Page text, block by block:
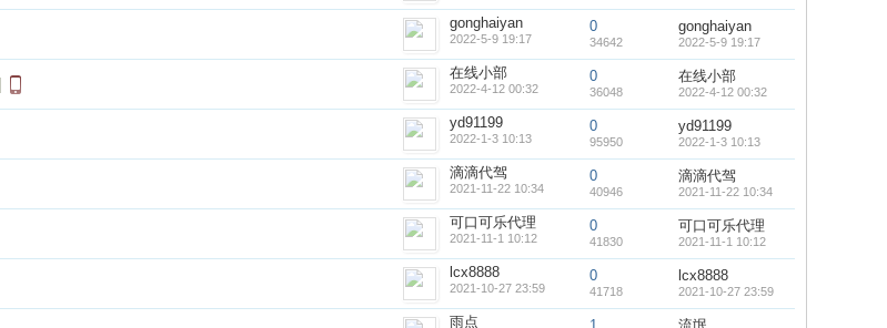
gonghaiyan
2022-5-9 19:17
0
34642
gonghaiyan
2022-5-9 19:17
在线小部
2022-4-12 00:32
0
36048
在线小部
2022-4-12 00:32
yd91199
2022-1-3 10:13
0
95950
yd91199
2022-1-3 10:13
滴滴代驾
2021-11-22 10:34
0
40946
滴滴代驾
2021-11-22 10:34
可口可乐代理
2021-11-1 10:12
0
41830
可口可乐代理
2021-11-1 10:12
lcx8888
2021-10-27 23:59
0
41718
lcx8888
2021-10-27 23:59
雨点